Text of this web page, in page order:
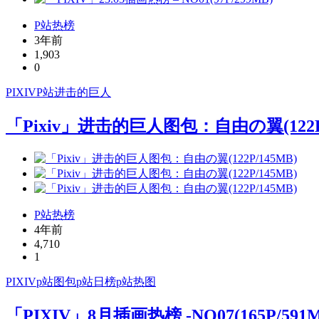
P站热榜
3年前
1,903
0
PIXIVP站进击的巨人
「Pixiv」进击的巨人图包：自由の翼
P站热榜
4年前
4,710
1
PIXIVp站图包p站日榜p站热图